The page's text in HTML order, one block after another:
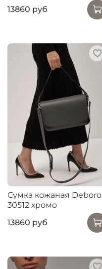
13860 руб
Сумка кожаная Deboro
30512 хромо
13860 руб